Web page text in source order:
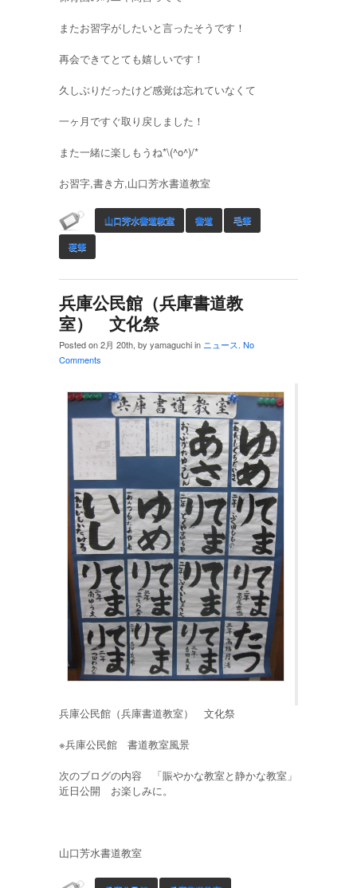
またお習字がしたいと言ったそうです！
再会できてとても嬉しいです！
久しぶりだったけど感覚は忘れていなくて
一ヶ月ですぐ取り戻しました！
また一緒に楽しもうね*\(^o^)/*
お習字,書き方,山口芳水書道教室
山口芳水書道教室 書道 毛筆
硬筆
兵庫公民館（兵庫書道教
室） 文化祭
Posted on 2月 20th, by yamaguchi in ニュース. No
Comments
兵庫公民館（兵庫書道教室） 文化祭
※兵庫公民館 書道教室風景
次のブログの内容 「賑やかな教室と静かな教室」
近日公開 お楽しみに。
山口芳水書道教室